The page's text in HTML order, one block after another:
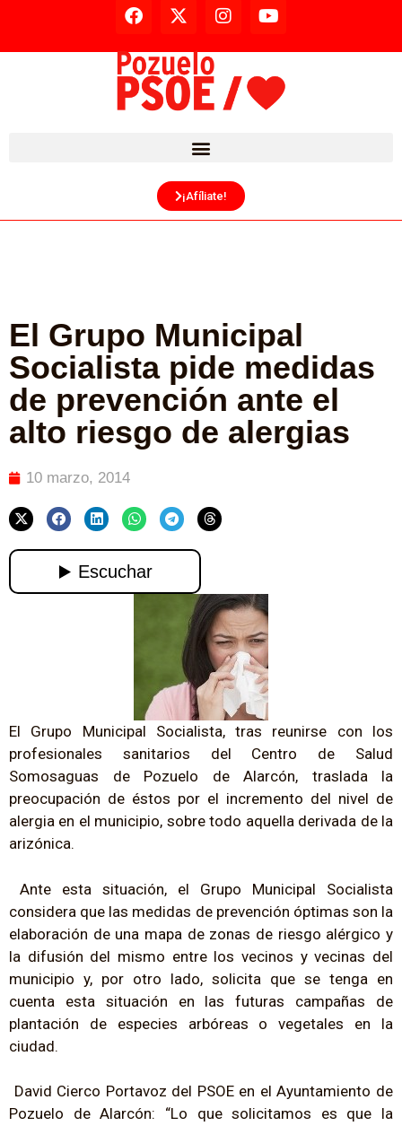
¡Afíliate!
El Grupo Municipal
Socialista pide medidas
de prevención ante el
alto riesgo de alergias
10 marzo, 2014
El Grupo Municipal Socialista, tras reunirse con los
profesionales sanitarios del Centro de Salud
Somosaguas de Pozuelo de Alarcón, traslada la
preocupación de éstos por el incremento del nivel de
alergia en el municipio, sobre todo aquella derivada de la
arizónica.
Ante esta situación, el Grupo Municipal Socialista
considera que las medidas de prevención óptimas son la
elaboración de una mapa de zonas de riesgo alérgico y
la difusión del mismo entre los vecinos y vecinas del
municipio y, por otro lado, solicita que se tenga en
cuenta esta situación en las futuras campañas de
plantación de especies arbóreas o vegetales en la
ciudad.
David Cierco Portavoz del PSOE en el Ayuntamiento de
Pozuelo de Alarcón: “Lo que solicitamos es que la